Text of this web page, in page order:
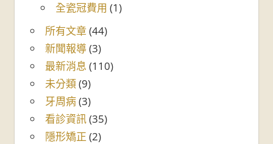
全瓷冠費用 (1)
所有文章(44)
新聞報導(3)
最新消息 (110)
未分類(9)
牙周病(3)
看診資訊(35)
隱形矯正 (2)